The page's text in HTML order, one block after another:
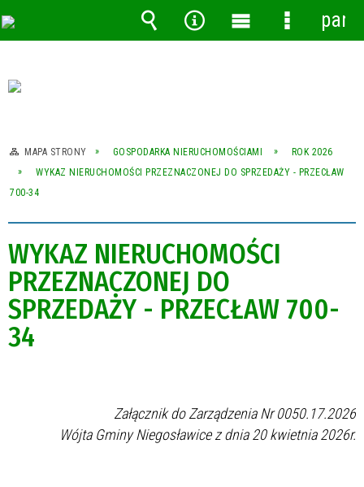
MAPA STRONY GOSPODARKA NIERUCHOMOŚCIAMI
ROK 2026
WYKAZ NIERUCHOMOŚCI PRZEZNACZONEJ DO SPRZEDAŻY - PRZECŁAW
700-34
WYKAZ NIERUCHOMOŚCI
PRZEZNACZONEJ DO
SPRZEDAŻY - PRZECŁAW 700-
34
Załącznik do Zarządzenia Nr 0050.17.2026
Wójta Gminy Niegosławice z dnia 20 kwietnia 2026r.
Wyszukiwarka
Narzędzia
MenuMenu